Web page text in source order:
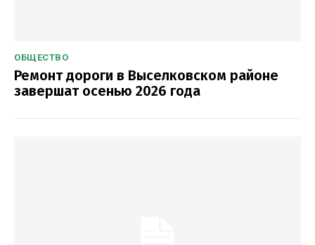
ОБЩЕСТВО
Ремонт дороги в Выселковском районе
завершат осенью 2026 года